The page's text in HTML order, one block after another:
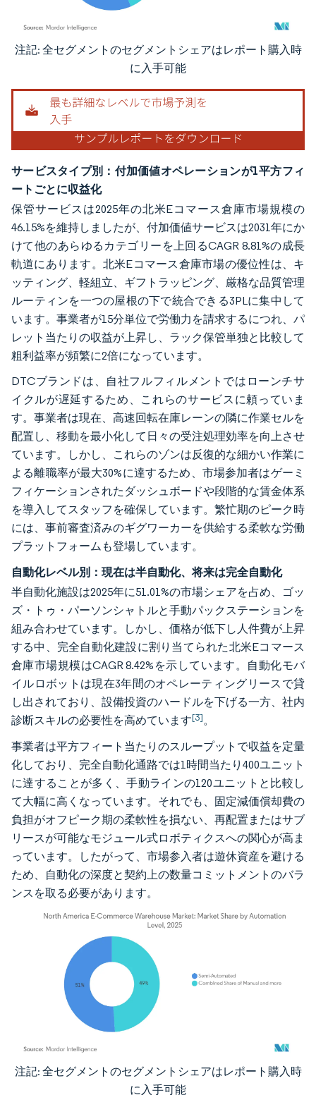
画像 © Mordor Intelligence。再利用にはCC BY 4.0の表示が必要です。
注記: 全セグメントのセグメントシェアはレポート購入時
に入手可能
サービスタイプ別：付加価値オペレーションが1平方フィ
ートごとに収益化
保管サービスは2025年の北米Eコマース倉庫市場規模の
46.15%を維持しましたが、付加価値サービスは2031年にか
けて他のあらゆるカテゴリーを上回るCAGR 8.81%の成長
軌道にあります。北米Eコマース倉庫市場の優位性は、キ
ッティング、軽組立、ギフトラッピング、厳格な品質管理
ルーティンを一つの屋根の下で統合できる3PLに集中して
います。事業者が15分単位で労働力を請求するにつれ、パ
レット当たりの収益が上昇し、ラック保管単独と比較して
粗利益率が頻繁に2倍になっています。
DTCブランドは、自社フルフィルメントではローンチサ
イクルが遅延するため、これらのサービスに頼っていま
す。事業者は現在、高速回転在庫レーンの隣に作業セルを
配置し、移動を最小化して日々の受注処理効率を向上させ
ています。しかし、これらのゾンは反復的な細かい作業に
よる離職率が最大30%に達するため、市場参加者はゲーミ
フィケーションされたダッシュボードや段階的な賃金体系
を導入してスタッフを確保しています。繁忙期のピーク時
には、事前審査済みのギグワーカーを供給する柔軟な労働
プラットフォームも登場しています。
自動化レベル別：現在は半自動化、将来は完全自動化
半自動化施設は2025年に51.01%の市場シェアを占め、ゴッ
ズ・トゥ・パーソンシャトルと手動パックステーションを
組み合わせています。しかし、価格が低下し人件費が上昇
する中、完全自動化建設に割り当てられた北米Eコマース
倉庫市場規模はCAGR 8.42%を示しています。自動化モバ
イルロボットは現在3年間のオペレーティングリースで貸
し出されており、設備投資のハードルを下げる一方、社内
診断スキルの必要性を高めています[3]。
事業者は平方フィート当たりのスループットで収益を定量
化しており、完全自動化通路では1時間当たり400ユニット
に達することが多く、手動ラインの120ユニットと比較し
て大幅に高くなっています。それでも、固定減価償却費の
負担がオフピーク期の柔軟性を損ない、再配置またはサブ
リースが可能なモジュール式ロボティクスへの関心が高ま
っています。したがって、市場参入者は遊休資産を避ける
ため、自動化の深度と契約上の数量コミットメントのバラ
ンスを取る必要があります。
画像 © Mordor Intelligence。再利用にはCC BY 4.0の表示が必要です。
注記: 全セグメントのセグメントシェアはレポート購入時
に入手可能